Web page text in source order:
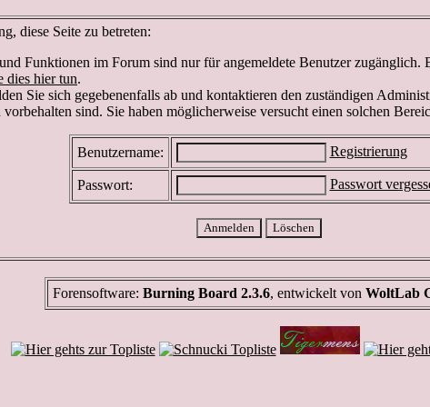
diese Seite zu betreten:
Funktionen im Forum sind nur für angemeldete Benutzer
dies hier tun.
Sie sich gegebenenfalls ab und kontaktieren den zuständigen
sind. Sie haben möglicherweise versucht einen solchen
Benutzername: Registrierung
Passwort: Passwort
Forensoftware: Burning Board 2.3.6, entwickelt von WoltLab